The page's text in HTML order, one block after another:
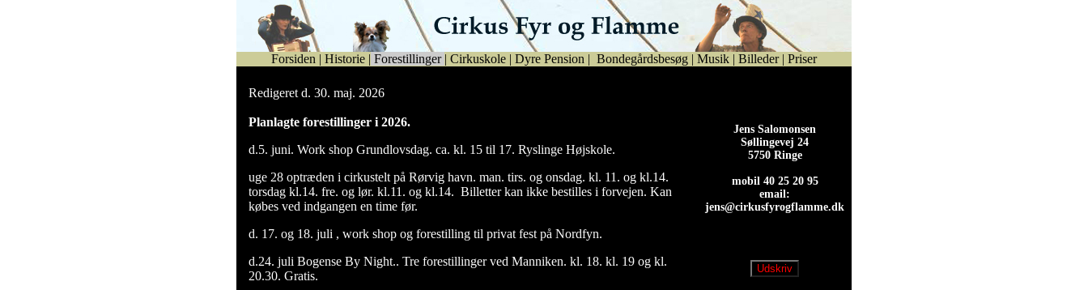
Forsiden | Historie | Forestillinger | Cirkuskole | Dyre Pension | Bondegårdsbesøg | Musik | Billeder | Priser
Redigeret d. 30. maj. 2026
Planlagte forestillinger i 2026.
d.5. juni. Work shop Grundlovsdag. ca. kl. 15 til 17. Ryslinge Højskole.
uge 28 optræden i cirkustelt på Rørvig havn. man. tirs. og onsdag. kl. 11. og kl.14.
torsdag kl.14. fre. og lør. kl.11. og kl.14. Billetter kan ikke bestilles i forvejen. Kan
købes ved indgangen en time før.
d. 17. og 18. juli , work shop og forestilling til privat fest på Nordfyn.
d.24. juli Bogense By Night.. Tre forestillinger ved Manniken. kl. 18. kl. 19 og kl.
20.30. Gratis.
Jens Salomonsen
Søllingevej 24
5750 Ringe
mobil 40 25 20 95
email:
jens@cirkusfyrogflamme.dk